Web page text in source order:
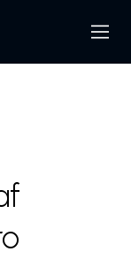
Hledat